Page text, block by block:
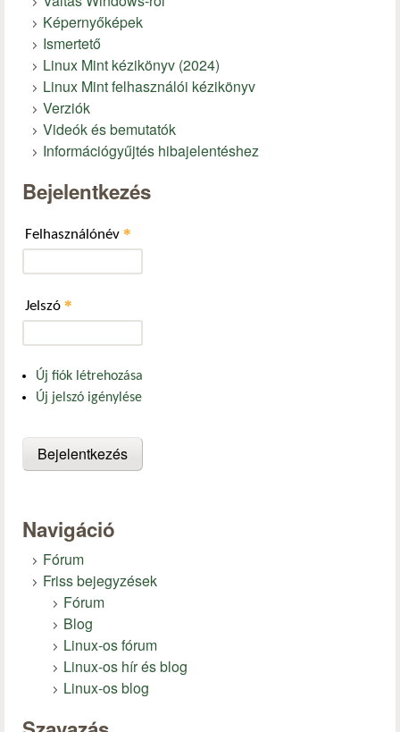
Képernyőképek
Ismertető
Linux Mint kézikönyv (2024)
Linux Mint felhasználói kézikönyv
Verziók
Videók és bemutatók
Információgyűjtés hibajelentéshez
Bejelentkezés
Felhasználónév *
Jelszó *
Új fiók létrehozása
Új jelszó igénylése
Navigáció
Fórum
Friss bejegyzések
Fórum
Blog
Linux-os fórum
Linux-os hír és blog
Linux-os blog